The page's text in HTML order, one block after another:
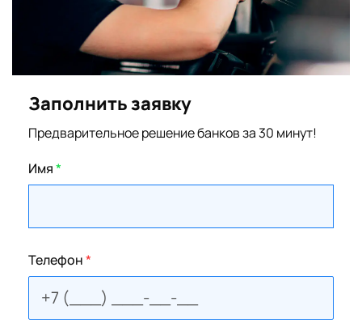
Заполнить заявку
Предварительное решение банков за 30 минут!
Имя*
Телефон*